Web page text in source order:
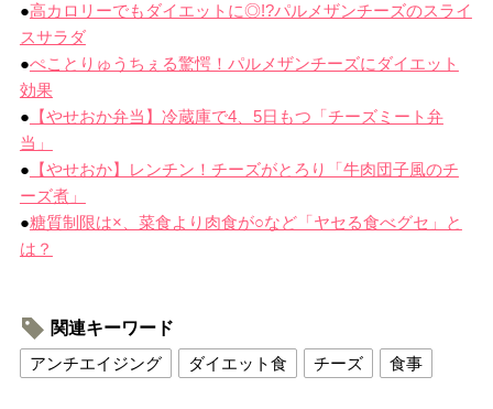
●高カロリーでもダイエットに◎!?パルメザンチーズのスライ
スサラダ
●ぺことりゅうちぇる驚愕！パルメザンチーズにダイエット
効果
● 【やせおか弁当】冷蔵庫で4、5日もつ「チーズミート弁
当」
● 【やせおか】レンチン！チーズがとろり「牛肉団子風のチ
ーズ煮」
●糖質制限は×、菜食より肉食が○など「ヤセる食べグセ」と
は？
関連キーワード
アンチエイジング
ダイエット食 チーズ 食事